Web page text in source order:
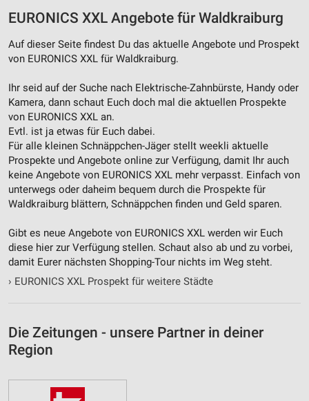
EURONICS XXL Angebote für Waldkraiburg
Auf dieser Seite findest Du das aktuelle Angebote und Prospekt
von EURONICS XXL für Waldkraiburg.
Ihr seid auf der Suche nach Elektrische-Zahnbürste, Handy oder
Kamera, dann schaut Euch doch mal die aktuellen Prospekte
von EURONICS XXL an.
Evtl. ist ja etwas für Euch dabei.
Für alle kleinen Schnäppchen-Jäger stellt weekli aktuelle
Prospekte und Angebote online zur Verfügung, damit Ihr auch
keine Angebote von EURONICS XXL mehr verpasst. Einfach von
unterwegs oder daheim bequem durch die Prospekte für
Waldkraiburg blättern, Schnäppchen finden und Geld sparen.
Gibt es neue Angebote von EURONICS XXL werden wir Euch
diese hier zur Verfügung stellen. Schaut also ab und zu vorbei,
damit Eurer nächsten Shopping-Tour nichts im Weg steht.
› EURONICS XXL Prospekt für weitere Städte
Die Zeitungen - unsere Partner in deiner
Region
Entwicklung und Verbesserung der Angebote
Verwendung reduzierter Daten zur Auswahl von
IAB-Besonderheiten:
Verwendung genauer Standortdaten
Geräte anhand von aktiv angeforderten
Informationen identifizieren
Nicht-IAB-Verarbeitungszwecke:
Notwendig
Performance
Funktional